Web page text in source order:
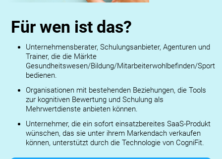
Für wen ist das?
Unternehmensberater, Schulungsanbieter, Agenturen und
Trainer, die die Märkte
Gesundheitswesen/Bildung/Mitarbeiterwohlbefinden/Sport
bedienen.
Organisationen mit bestehenden Beziehungen, die Tools
zur kognitiven Bewertung und Schulung als
Mehrwertdienste anbieten können.
Unternehmer, die ein sofort einsatzbereites SaaS-Produkt
wünschen, das sie unter ihrem Markendach verkaufen
können, unterstützt durch die Technologie von CogniFit.